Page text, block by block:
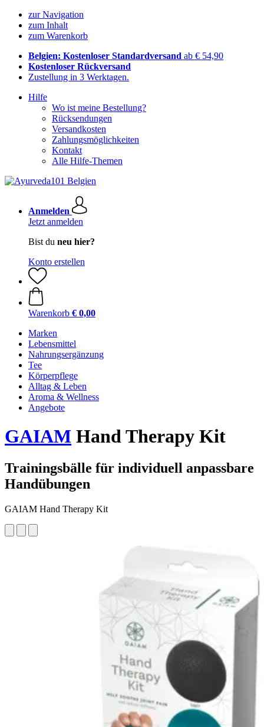
zur Navigation
zum Inhalt
zum Warenkorb
Belgien: Kostenloser Standardversand ab € 54,90
Kostenloser Rückversand
Zustellung in 3 Werktagen.
Hilfe
Wo ist meine Bestellung?
Rücksendungen
Versandkosten
Zahlungsmöglichkeiten
Kontakt
Alle Hilfe-Themen
Anmelden
Jetzt anmelden
Bist du neu hier?
Konto erstellen
Warenkorb € 0,00
Marken
Lebensmittel
Nahrungsergänzung
Tee
Körperpflege
Alltag & Leben
Aroma & Wellness
Angebote
GAIAM Hand Therapy Kit
Trainingsbälle für individuell anpassbare
Handübungen
GAIAM Hand Therapy Kit